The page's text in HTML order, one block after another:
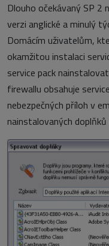
Dlouho očekávaný SP 2
verzi anglické a minulý
Domácím uživatelům,
okamžitou instalaci
service pack
firewallu obsahuje
nebezpečných příloh v
nainstalovaných